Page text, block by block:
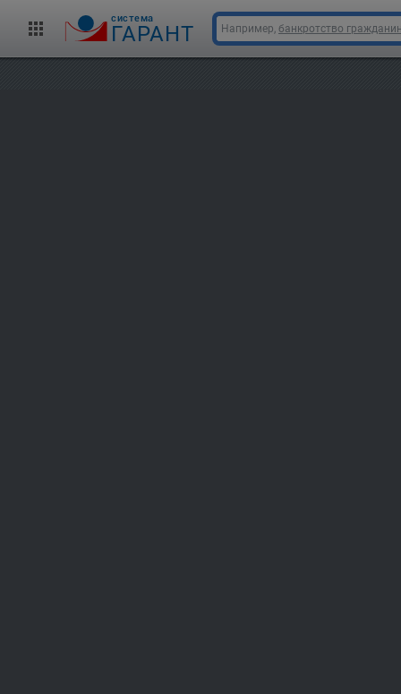
cистема
ГАРАНТ Например, банкротство